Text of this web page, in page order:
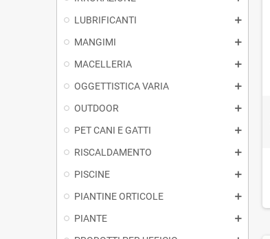
LUBRIFICANTI
MANGIMI
MACELLERIA
OGGETTISTICA VARIA
OUTDOOR
PET CANI E GATTI
RISCALDAMENTO
PISCINE
PIANTINE ORTICOLE
PIANTE